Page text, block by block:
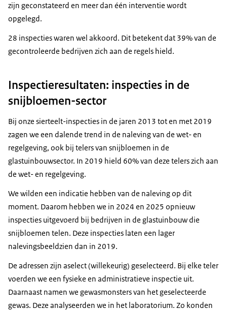
zijn geconstateerd en meer dan één interventie wordt
opgelegd.
28 inspecties waren wel akkoord. Dit betekent dat 39% van de
gecontroleerde bedrijven zich aan de regels hield.
Inspectieresultaten: inspecties in de
snijbloemen-sector
Bij onze sierteelt-inspecties in de jaren 2013 tot en met 2019
zagen we een dalende trend in de naleving van de wet- en
regelgeving, ook bij telers van snijbloemen in de
glastuinbouwsector. In 2019 hield 60% van deze telers zich aan
de wet- en regelgeving.
We wilden een indicatie hebben van de naleving op dit
moment. Daarom hebben we in 2024 en 2025 opnieuw
inspecties uitgevoerd bij bedrijven in de glastuinbouw die
snijbloemen telen. Deze inspecties laten een lager
nalevingsbeeldzien dan in 2019.
De adressen zijn aselect (willekeurig) geselecteerd. Bij elke teler
voerden we een fysieke en administratieve inspectie uit.
Daarnaast namen we gewasmonsters van het geselecteerde
gewas. Deze analyseerden we in het laboratorium. Zo konden